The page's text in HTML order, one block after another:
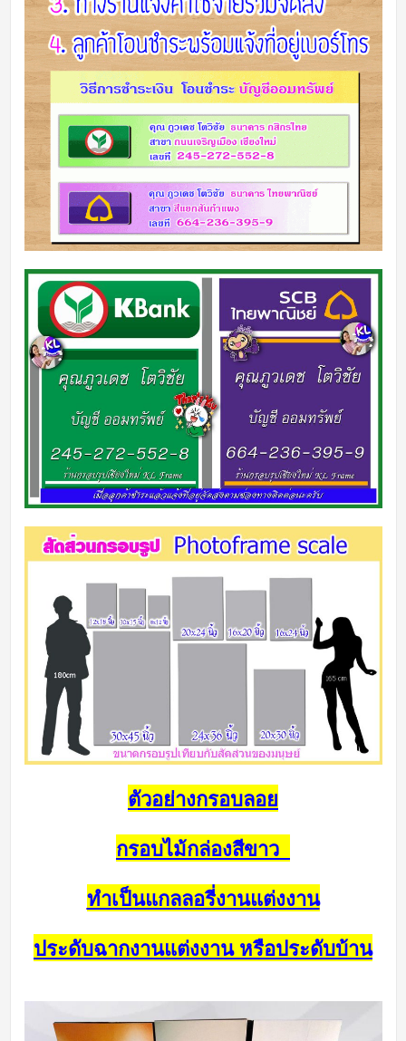
ตัวอย่างกรอบลอย
กรอบไม้กล่องสีขาว
ทำเป็นแกลลอรี่งานแต่งงาน
ประดับฉากงานแต่งงาน หรือประดับบ้าน